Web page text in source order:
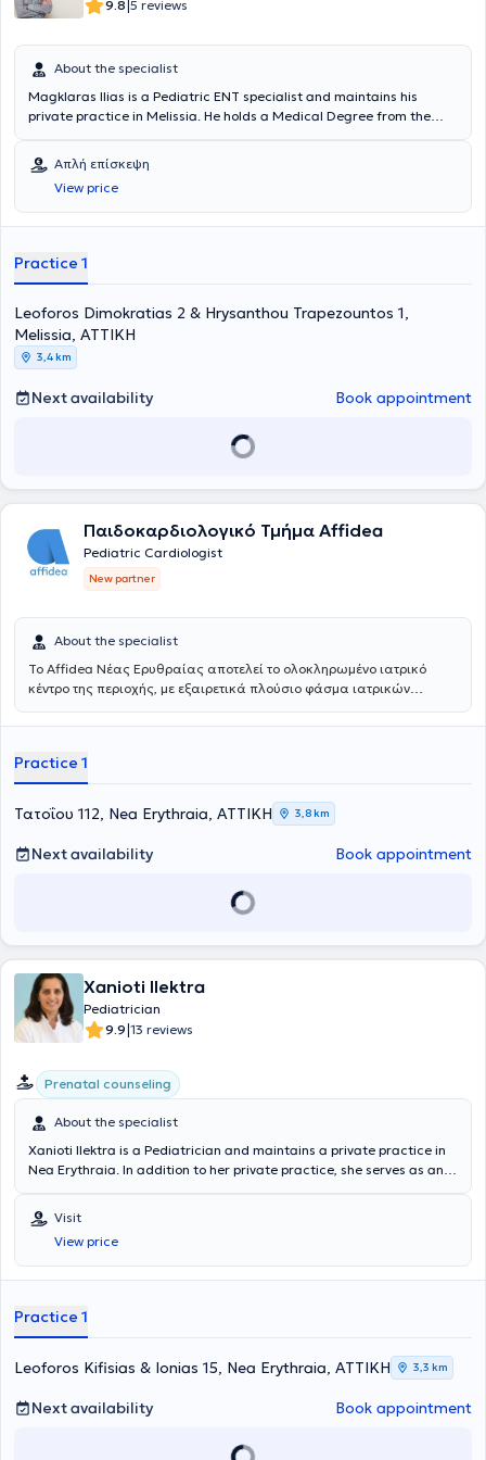
9.8 5 reviews
About the specialist
Magklaras Ilias is a Pediatric ENT specialist and maintains his
private practice in Melissia. He holds a Medical Degree from the
Athens. The doctor specialized in Otolaryngology at Tzaneio
Hospital in Piraeus, at Pammakaristos Hospital, and in Pediatric
Surgery at Nikaia Hospital. Finally, the doctor serves as a Scientific
Collaborator at MITERA Hospital and as a Consultant at HYGEIA
Απλή επίσκεψη
View price
Practice 1
Leoforos Dimokratias 2 & Hrysanthou Trapezountos 1,
Melissia, ΑΤΤΙΚΗ
3,4 km
Next availability Book appointment
Παιδοκαρδιολογικό Τμήμα Affidea
Pediatric Cardiologist
New partner
About the specialist
Το Affidea Νέας Ερυθραίας αποτελεί το ολοκληρωμένο ιατρικό
κέντρο της περιοχής, με εξαιρετικά πλούσιο φάσμα ιατρικών
υπηρεσίες, την ουρολογία με δυνατότητα κυστεοσκόπησης, τη
ένας πλήρης ιατρικός προορισμός για κάθε ανάγκη.
Practice 1
Τατοΐου 112, Nea Erythraia, ΑΤΤΙΚΗ 3,8 km
Next availability Book appointment
Xanioti Ilektra
Pediatrician
9.9|13 reviews
Prenatal counseling
About the specialist
Xanioti Ilektra is a Pediatrician and maintains a private practice in
Nea Erythraia. In addition to her private practice, she serves as an
extensive experience and has served as a Senior Registrar at the
Second Pediatric Clinic of the Pediatric Center of Athens and as the
chief supervising Pediatrician at IASO Paidiatrikon.
Visit
View price
Practice 1
Leoforos Kifisias & Ionias 15, Nea Erythraia, ΑΤΤΙΚΗ 3,3 km
Next availability Book appointment